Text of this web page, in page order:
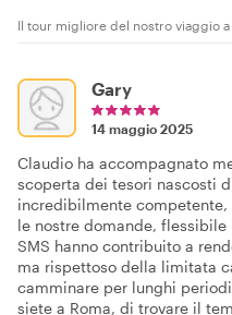
Il tour migliore del nostro viaggio a
Gary
14 maggio 2025
Claudio ha accompagnato
scoperta dei tesori nascosti
incredibilmente
le nostre domande,
SMS hanno contribuito a
ma rispettoso della limitata
camminare per lunghi
siete a Roma, di trovare il